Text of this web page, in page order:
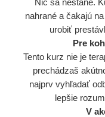
Nič sa nestane.
nahrané a čakajú
urobiť
Pre
Tento kurz nie je
prechádzaš
najprv vyhľadať
lepšie
V